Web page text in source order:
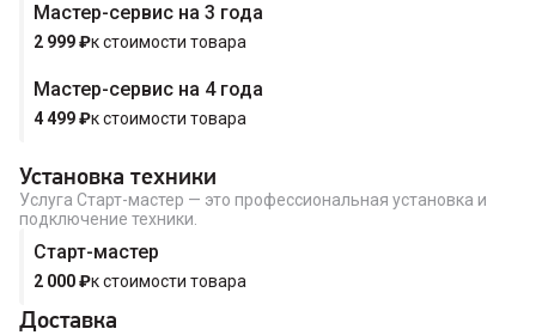
Купить в 1 клик
Мастер-сервис на 3 года
2 999₽к стоимости товара
Мастер-сервис на 4 года
4 499₽к стоимости товара
Установка техники
Услуга Старт-мастер — это профессиональная установка и
подключение техники.
Старт-мастер
2 000₽к стоимости товара
Доставка